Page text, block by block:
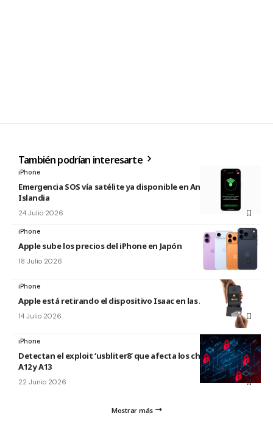
También podrían interesarte
iPhone
Emergencia SOS vía satélite ya disponible en Andorra e
Islandia
24 Julio 2026
iPhone
Apple sube los precios del iPhone en Japón
18 Julio 2026
iPhone
Apple está retirando el dispositivo Isaac en las Apple Store
14 Julio 2026
iPhone
Detectan el exploit ‘usbliter8’ que afecta los chips de Apple
A12 y A13
22 Junio 2026
Mostrar más